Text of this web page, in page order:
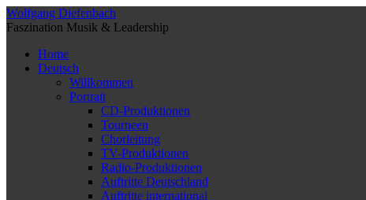
Wolfgang Diefenbach
Faszination Musik & Leadership
Home
Deutsch
Willkommen
Portrait
CD-Produktionen
Tourneen
Chorleitung
TV-Produktionen
Radio-Produktionen
Auftritte Deutschland
Auftritte international